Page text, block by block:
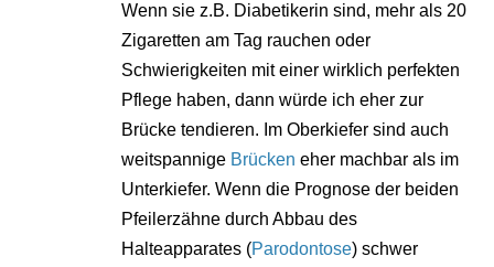
Wenn sie z.B. Diabetikerin sind, mehr als 20
Zigaretten am Tag rauchen oder
Schwierigkeiten mit einer wirklich perfekten
Pflege haben, dann würde ich eher zur
Brücke tendieren. Im Oberkiefer sind auch
weitspannige Brücken eher machbar als im
Unterkiefer. Wenn die Prognose der beiden
Pfeilerzähne durch Abbau des
Halteapparates (Parodontose) schwer